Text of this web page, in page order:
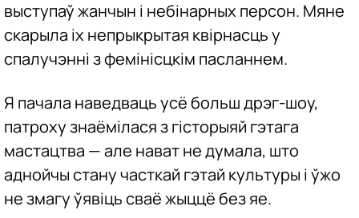
выступаў жанчын і небінарных персон. Мяне
скарыла іх непрыкрытая квірнасць у
спалучэнні з фемінісцкім пасланнем.
Я пачала наведваць усё больш дрэг-шоу,
патроху знаёмілася з гісторыяй гэтага
мастацтва — але нават не думала, што
аднойчы стану часткай гэтай культуры і ўжо
не змагу ўявіць сваё жыццё без яе.